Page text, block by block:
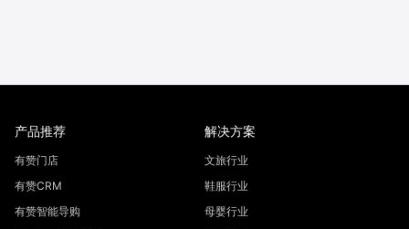
产品推荐
有赞门店
有赞CRM
有赞智能导购
解决方案
文旅行业
鞋服行业
母婴行业